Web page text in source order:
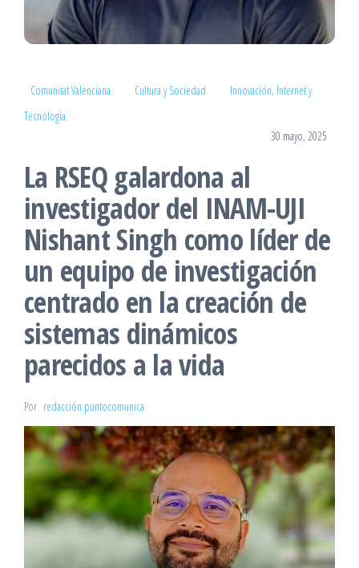
Comunitat Valenciana Cultura y Sociedad
Innovación, Internet y
Tecnología
30 mayo, 2025
La RSEQ galardona al
investigador del INAM-UJI
Nishant Singh como líder de
un equipo de investigación
centrado en la creación de
sistemas dinámicos
parecidos a la vida
Por redacción puntocomunica